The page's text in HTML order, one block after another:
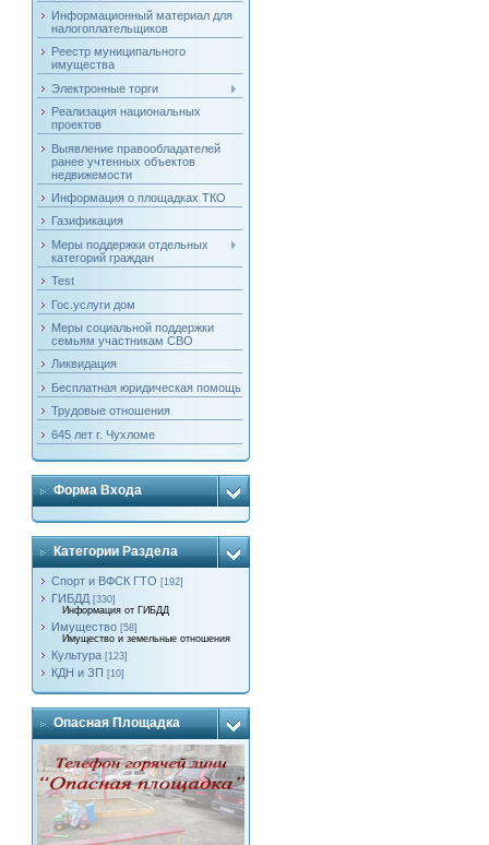
Информационный материал для
налогоплательщиков
Реестр муниципального
имущества
Электронные торги
Реализация национальных
проектов
Выявление правообладателей
ранее учтенных объектов
недвижемости
Информация о площадках ТКО
Газификация
Меры поддержки отдельных
категорий граждан
Test
Гос.услуги дом
Меры социальной поддержки
семьям участникам СВО
Ликвидация
Бесплатная юридическая помощь
Трудовые отношения
645 лет г. Чухломе
Форма Входа
Категории Раздела
Спорт и ВФСК ГТО [192]
ГИБДД [330]
Информация от ГИБДД
Имущество [58]
Имущество и земельные отношения
Культура [123]
КДН и ЗП [10]
Опасная Площадка